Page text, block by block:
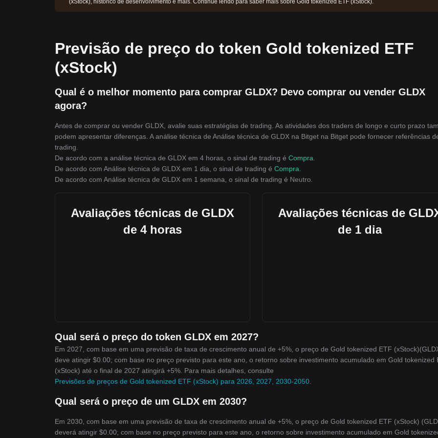
(xStock), histórico de desenvolvimento e mais. Continue lendo para saber mais sobre Gold tokenized ETF (xStock).
Previsão de preço do token Gold tokenized ETF
(xStock)
Qual é o melhor momento para comprar GLDX? Devo comprar ou vender GLDX
agora?
Antes de comprar ou vender GLDX, avalie suas estratégias de trading. As atividades dos traders de longo e curto prazo
podem apresentar diferenças. A análise técnica de Análise técnica de GLDX na Bitget na Bitget pode fornecer referências
trading.
De acordo com a análise técnica de GLDX em 4 horas, o sinal de trading é Compra
De acordo com Análise técnica de GLDX em 1 dia, o sinal de trading é Compra
De acordo com Análise técnica de GLDX em 1 semana, o sinal de trading é Neutro
Avaliações técnicas de GLDX
de 4 horas
Avaliações técnicas de
de 1 dia
Qual será o preço do token GLDX em 2027?
Em 2027, com base em uma previsão de taxa de crescimento anual de +5%, o preço de Gold tokenized ETF
deve atingir $0.00; com base no preço previsto para este ano, o retorno sobre investimento acumulado em Gold tokenized
(xStock) até o final de 2027 atingirá +5%. Para mais detalhes, consulte
Previsões de preços de Gold tokenized ETF (xStock) para 2026, 2027, 2030-2050
Qual será o preço de um GLDX em 2030?
Em 2030, com base em uma previsão de taxa de crescimento anual de +5%, o preço de Gold tokenized ETF (xStock)
deverá atingir $0.00; com base no preço previsto para este ano, o retorno sobre investimento acumulado em Gold